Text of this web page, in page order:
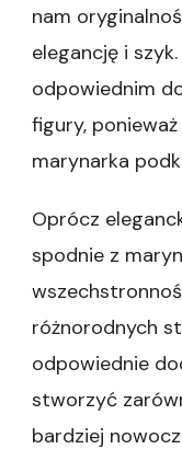
nam
elegancję i
odpowiednim
figury,
marynarka
Oprócz
spodnie z
różnorodnych
odpowiednie
stworzyć
bardziej